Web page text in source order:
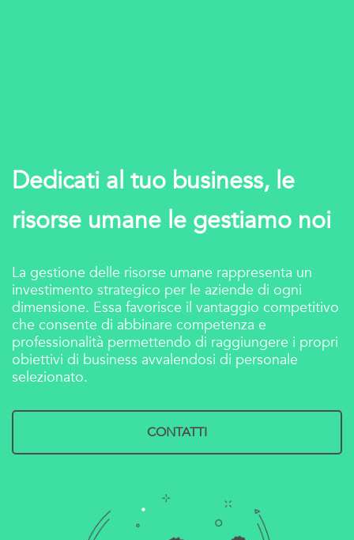
Dedicati al tuo business, le
risorse umane le gestiamo noi
La gestione delle risorse umane rappresenta un
investimento strategico per le aziende di ogni
dimensione. Essa favorisce il vantaggio competitivo
che consente di abbinare competenza e
professionalità permettendo di raggiungere i propri
obiettivi di business avvalendosi di personale
selezionato.
CONTATTI